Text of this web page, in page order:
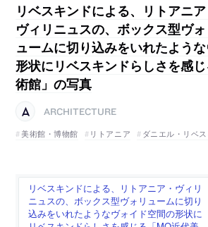
リベスキンドによる、リトアニア
ヴィリニュスの、ボックス型ヴォ
ュームに切り込みをいれたよう
形状にリベスキンドらしさを感
術館」の写真
ARCHITECTURE
美術館・博物館
リトアニア ダニエル・リベ
リベスキンドによる、リトアニア・ヴィリ
ニュスの、ボックス型ヴォリュームに切り
込みをいれたようなヴォイド空間の形状に